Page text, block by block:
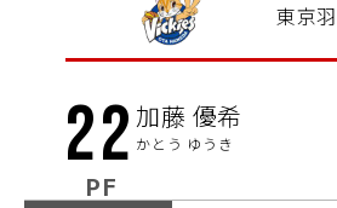
東京
22
PF
加藤 優希
かとう ゆうき